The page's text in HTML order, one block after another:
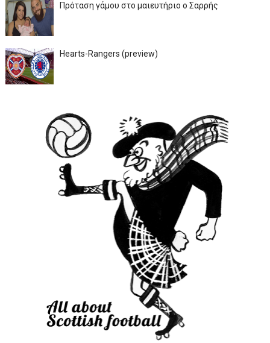
Πρόταση γάμου στο μαιευτήριο ο Σαρρής
Hearts-Rangers (preview)